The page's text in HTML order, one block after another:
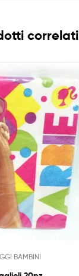
correlati
BAMBINI